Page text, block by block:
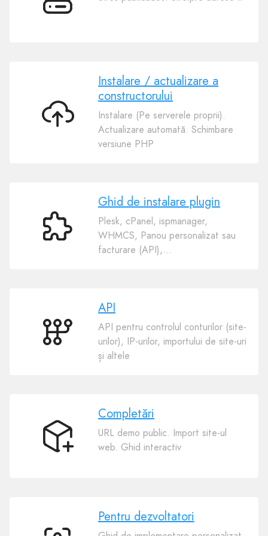
Cerințe
Instalare
actualizare
Instalare / actualizare a
constructorului
Instalare (Pe serverele proprii).
Actualizare automată. Schimbare
versiune PHP
Ghid
Ghid de instalare plugin
Plesk, cPanel, ispmanager,
WHMCS, Panou personalizat sau
facturare (API),...
API
API
API pentru controlul conturilor (site-
urilor), IP-urilor, importului de site-uri
și altele
Completări
Completări
URL demo public. Import site-ul
web. Ghid interactiv
Pentru dezvoltatori